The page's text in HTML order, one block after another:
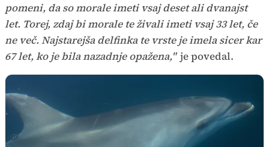
pomeni, da so morale imeti vsaj deset ali dvanajst
let. Torej, zdaj bi morale te živali imeti vsaj 33 let, če
ne več. Najstarejša delfinka te vrste je imela sicer kar
67 let, ko je bila nazadnje opažena," je povedal.